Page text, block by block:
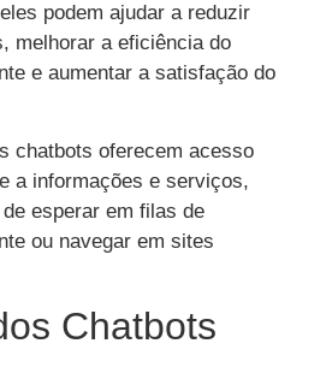
podem ajudar a reduzir
melhorar a eficiência do
e aumentar a satisfação do
chatbots oferecem acesso
a informações e serviços,
esperar em filas de
ou navegar em sites
Chatbots